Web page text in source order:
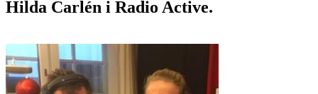
Hilda Carlén i Radio Active.